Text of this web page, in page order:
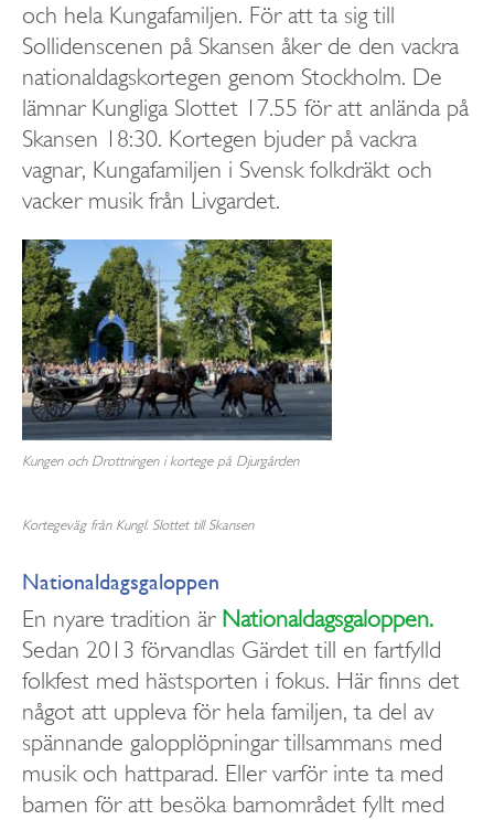
och hela Kungafamiljen. För att ta sig till
Sollidenscenen på Skansen åker de den vackra
nationaldagskortegen genom Stockholm. De
lämnar Kungliga Slottet 17.55 för att anlända på
Skansen 18:30. Kortegen bjuder på vackra
vagnar, Kungafamiljen i Svensk folkdräkt och
vacker musik från Livgardet.
Kungen och Drottningen i kortege på Djurgården
Kortegeväg från Kungl. Slottet till Skansen
Nationaldagsgaloppen
En nyare tradition är Nationaldagsgaloppen.
Sedan 2013 förvandlas Gärdet till en fartfylld
folkfest med hästsporten i fokus. Här finns det
något att uppleva för hela familjen, ta del av
spännande galopplöpningar tillsammans med
musik och hattparad. Eller varför inte ta med
barnen för att besöka barnområdet fyllt med